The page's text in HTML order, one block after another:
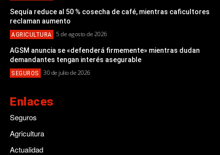
Sequía reduce al 50 % cosecha de café, mientras caficultores
reclaman aumento
AGRICULTURA 5 de agosto de 2026
AGSM anuncia se «defenderá firmemente» mientras dudan
demandantes tengan interés asegurable
SEGUROS 30 de julio de 2026
Enlaces
Seguros
Agricultura
Actualidad